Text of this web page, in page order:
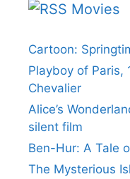
Movies
Cartoon:
Playboy of Paris,
Chevalier
Alice’s
silent film
Ben-Hur: A Tale
The Mysterious